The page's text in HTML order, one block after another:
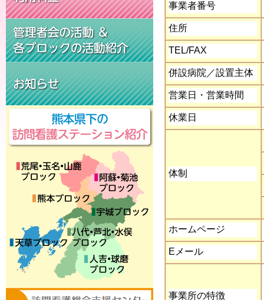
事業者番号
住所
TEL/FAX
併設病院／設置主体
営業日・営業時間
休業日
体制
ホームページ
E メール
事業所の特徴